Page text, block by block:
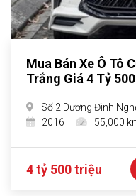
Mua Bán Xe Ô Tô
Trắng Giá 4 Tỷ
Số 2 Dương Đình
2016
55,000
4 tỷ 500 triệu